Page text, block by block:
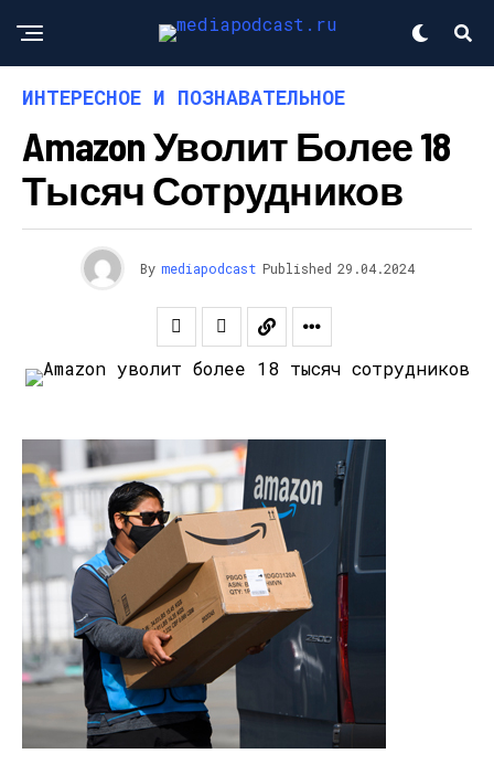
ИНТЕРЕСНОЕ И ПОЗНАВАТЕЛЬНОЕ
Amazon Уволит Более 18
Тысяч Сотрудников
By mediapodcast Published 29.04.2024